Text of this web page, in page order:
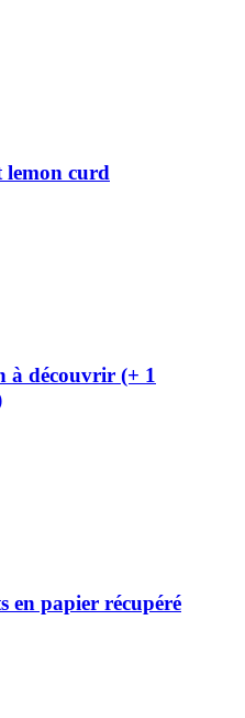
lemon curd
à découvrir (+ 1
en papier récupéré